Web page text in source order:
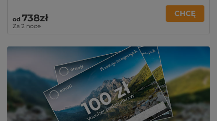
od 738zł
Za 2 noce
CHCĘ